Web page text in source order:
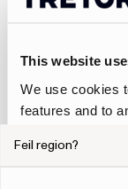
This website
We use cookies
features and to
combine it with
Feil region?